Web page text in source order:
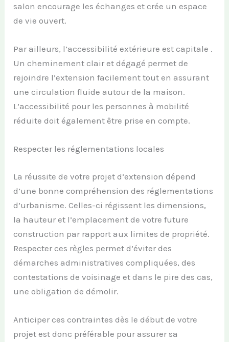
salon encourage les échanges et crée un espace
de vie ouvert.
Par ailleurs, l’accessibilité extérieure est capitale .
Un cheminement clair et dégagé permet de
rejoindre l’extension facilement tout en assurant
une circulation fluide autour de la maison.
L’accessibilité pour les personnes à mobilité
réduite doit également être prise en compte.
Respecter les réglementations locales
La réussite de votre projet d’extension dépend
d’une bonne compréhension des réglementations
d’urbanisme. Celles-ci régissent les dimensions,
la hauteur et l’emplacement de votre future
construction par rapport aux limites de propriété.
Respecter ces règles permet d’éviter des
démarches administratives compliquées, des
contestations de voisinage et dans le pire des cas,
une obligation de démolir.
Anticiper ces contraintes dès le début de votre
projet est donc préférable pour assurer sa